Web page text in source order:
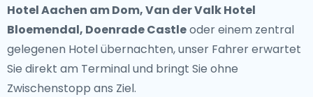
Hotel Aachen am Dom, Van der Valk Hotel
Bloemendal, Doenrade Castleoder einem zentral
gelegenen Hotel übernachten, unser Fahrer erwartet
Sie direkt am Terminal und bringt Sie ohne
Zwischenstopp ans Ziel.